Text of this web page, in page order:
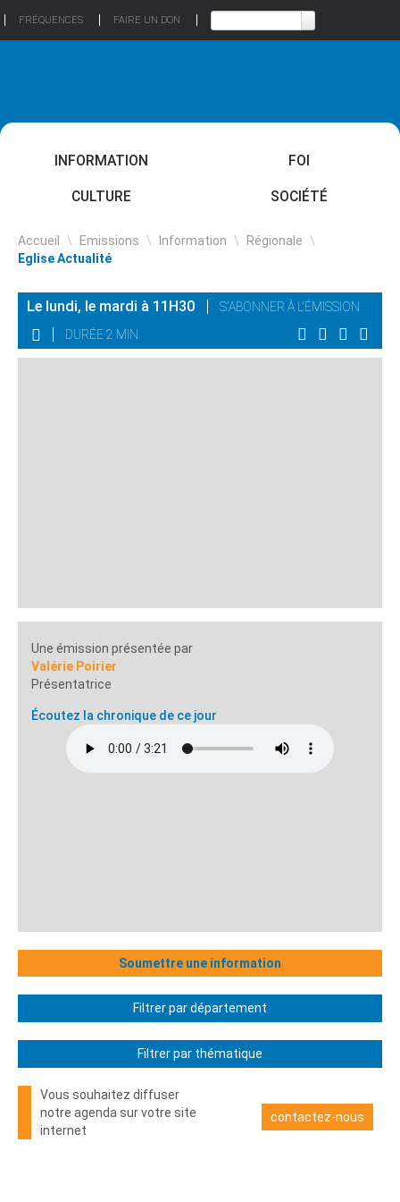
FRÉQUENCES FAIRE UN DON
INFORMATION FOI
CULTURE SOCIÉTÉ
Accueil \ Emissions \ Information \ Régionale \
Eglise Actualité
Le lundi, le mardi à 11H30
S'ABONNER À L'ÉMISSION
DURÉE 2 MIN
Une émission présentée par
Valérie Poirier
Présentatrice
Écoutez la chronique de ce jour
Soumettre une information
Filtrer par département
Filtrer par thématique
Vous souhaitez diffuser
notre agenda sur votre site
internet
contactez-nous